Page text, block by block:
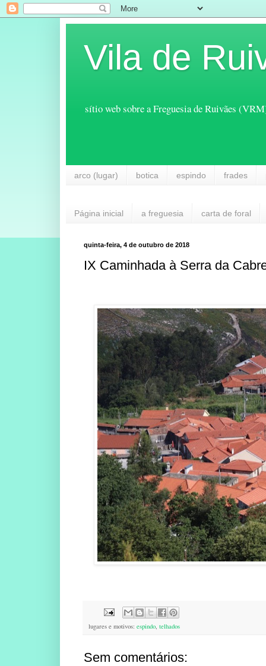
Vila de
sítio web sobre a Freguesia de Ruivães
arco (lugar) botica espindo frades
Página inicial a freguesia carta de foral
quinta-feira, 4 de outubro de 2018
IX Caminhada à Serra da
lugares e motivos: espindo, telhados
Sem comentários: